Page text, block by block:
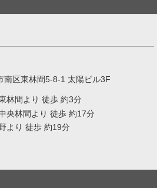
南区東林間5-8-1 太陽ビル3F
林間より 徒歩 約3分
央林間より 徒歩 約17分
より 徒歩 約19分